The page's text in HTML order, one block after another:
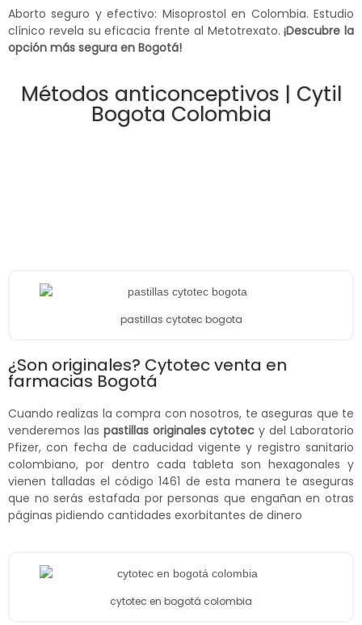
Aborto seguro y efectivo: Misoprostol en Colombia. Estudio
clínico revela su eficacia frente al Metotrexato.¡Descubre la
opción más segura en Bogotá!
Métodos anticonceptivos | Cytil
Bogota Colombia
pastillas cytotec bogota
¿Son originales? Cytotec venta en
farmacias Bogotá
Cuando realizas la compra con nosotros, te aseguras que te
venderemos las pastillas originales cytotec y del Laboratorio
Pfizer, con fecha de caducidad vigente y registro sanitario
colombiano, por dentro cada tableta son hexagonales y
vienen talladas el código 1461 de esta manera te aseguras
que no serás estafada por personas que engañan en otras
páginas pidiendo cantidades exorbitantes de dinero
cytotec en bogotá colombia